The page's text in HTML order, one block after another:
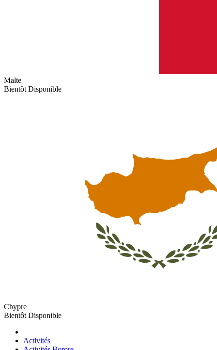
Malte
Bientôt Disponible
Chypre
Bientôt Disponible
Activités